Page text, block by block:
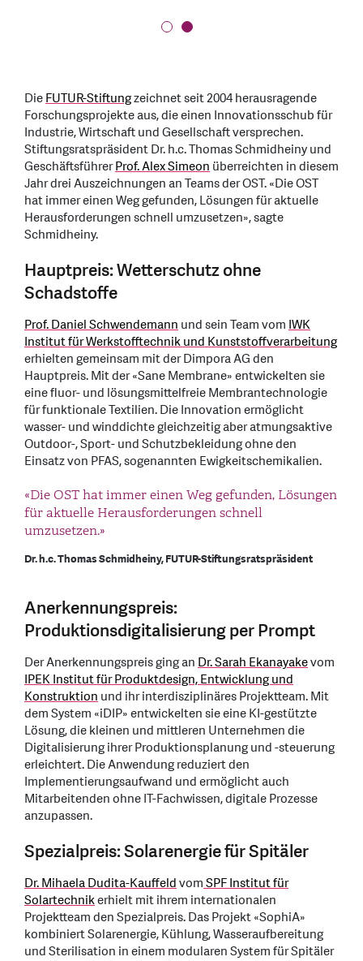
DieFUTUR-Stiftungzeichnet seit 2004 herausragende
Forschungsprojekte aus, die einen Innovationsschub für
Industrie, Wirtschaft und Gesellschaft versprechen.
Stiftungsratspräsident Dr. h.c. Thomas Schmidheiny und
GeschäftsführerProf. Alex Simeonüberreichten in diesem
Jahr drei Auszeichnungen an Teams der OST. «Die OST
hat immer einen Weg gefunden, Lösungen für aktuelle
Herausforderungen schnell umzusetzen», sagte
Schmidheiny.
Hauptpreis: Wetterschutz ohne
Schadstoffe
Prof. Daniel Schwendemannund sein Team vomIWK
Institut für Werkstofftechnik und Kunststoffverarbeitung
erhielten gemeinsam mit der Dimpora AG den
Hauptpreis. Mit der «Sane Membrane» entwickelten sie
eine fluor- und lösungsmittelfreie Membrantechnologie
für funktionale Textilien. Die Innovation ermöglicht
wasser- und winddichte gleichzeitig aber atmungsaktive
Outdoor-, Sport- und Schutzbekleidung ohne den
Einsatz von PFAS, sogenannten Ewigkeitschemikalien.
«Die OST hat immer einen Weg gefunden, Lösungen
für aktuelle Herausforderungen schnell
umzusetzen.»
Dr. h.c. Thomas Schmidheiny, FUTUR-Stiftungsratspräsident
Anerkennungspreis:
Produktionsdigitalisierung per Prompt
Der Anerkennungspreis ging an Dr. Sarah Ekanayakevom
IPEK Institut für Produktdesign, Entwicklung und
Konstruktion und ihr interdisziplinäres Projektteam. Mit
dem System «iDIP» entwickelten sie eine KI-gestützte
Lösung, die kleinen und mittleren Unternehmen die
Digitalisierung ihrer Produktionsplanung und -steuerung
erleichtert. Die Anwendung reduziert den
Implementierungsaufwand und ermöglicht auch
Mitarbeitenden ohne IT-Fachwissen, digitale Prozesse
anzupassen.
Spezialpreis: Solarenergie für Spitäler
Dr. Mihaela Dudita-KauffeldvomSPF Institut für
Solartechnikerhielt mit ihrem internationalen
Projektteam den Spezialpreis. Das Projekt «SophiA»
kombiniert Solarenergie, Kühlung, Wasseraufbereitung
und Sterilisation in einem modularen System für Spitäler